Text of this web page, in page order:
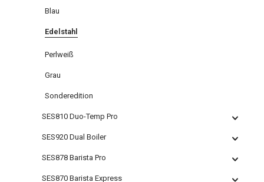
Blau
Edelstahl
Perlweiß
Grau
Sonderedition
SES810 Duo-Temp Pro
SES920 Dual Boiler
SES878 Barista Pro
SES870 Barista Express